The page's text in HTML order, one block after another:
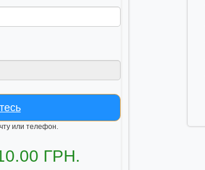
или телефон.
ГРН.